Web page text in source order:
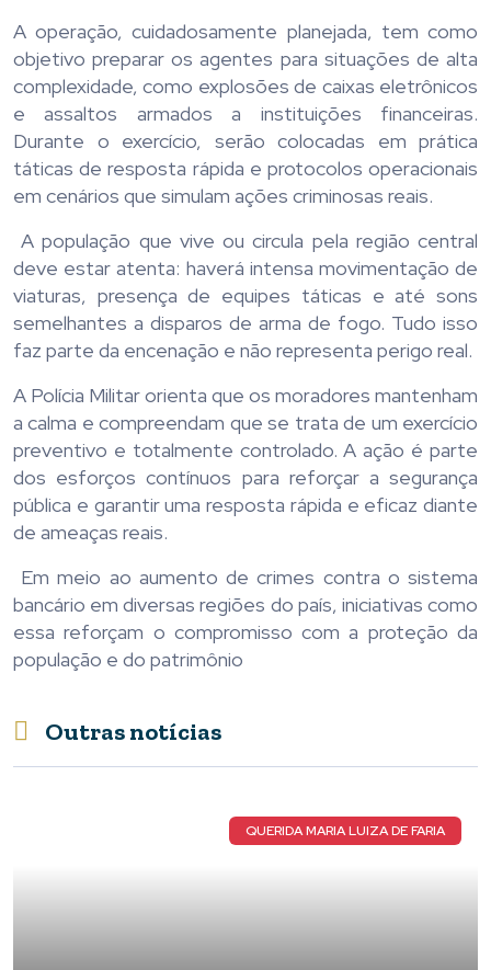
A operação, cuidadosamente planejada, tem como
objetivo preparar os agentes para situações de alta
complexidade, como explosões de caixas eletrônicos
e assaltos armados a instituições financeiras.
Durante o exercício, serão colocadas em prática
táticas de resposta rápida e protocolos operacionais
em cenários que simulam ações criminosas reais.
A população que vive ou circula pela região central
deve estar atenta: haverá intensa movimentação de
viaturas, presença de equipes táticas e até sons
semelhantes a disparos de arma de fogo. Tudo isso
faz parte da encenação e não representa perigo real.
A Polícia Militar orienta que os moradores mantenham
a calma e compreendam que se trata de um exercício
preventivo e totalmente controlado. A ação é parte
dos esforços contínuos para reforçar a segurança
pública e garantir uma resposta rápida e eficaz diante
de ameaças reais.
Em meio ao aumento de crimes contra o sistema
bancário em diversas regiões do país, iniciativas como
essa reforçam o compromisso com a proteção da
população e do patrimônio
Outras notícias
QUERIDA MARIA LUIZA DE FARIA